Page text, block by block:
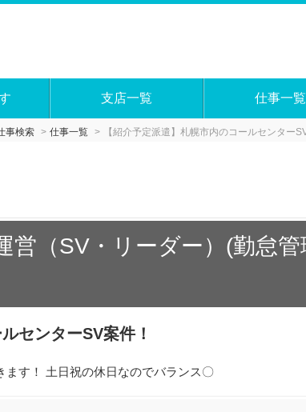
支店一覧 仕事一覧
事検索 仕事一覧 【紹介予定派遣】札幌市内のコールセンター
営（SV・リーダー）(勤怠
センターSV案件！
す！ 土日祝の休日なのでバランス〇